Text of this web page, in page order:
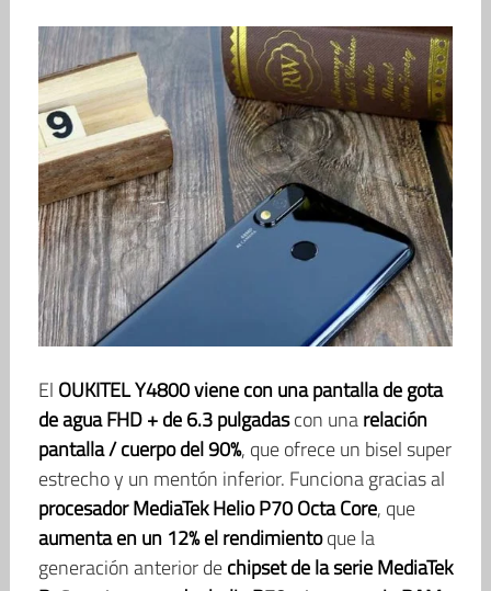
El OUKITEL Y4800 viene con una pantalla de gota
de agua FHD + de 6.3 pulgadascon unarelación
pantalla / cuerpo del 90%, que ofrece un bisel super
estrecho y un mentón inferior. Funciona gracias al
procesador MediaTek Helio P70 Octa Core, que
aumenta en un 12% el rendimientoque la
generación anterior dechipset de la serie MediaTek